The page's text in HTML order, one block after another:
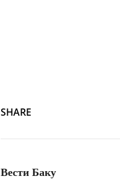
SHARE
Вести Баку